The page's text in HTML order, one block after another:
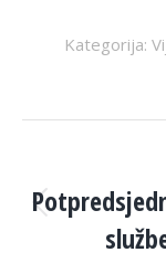
Kategorija: